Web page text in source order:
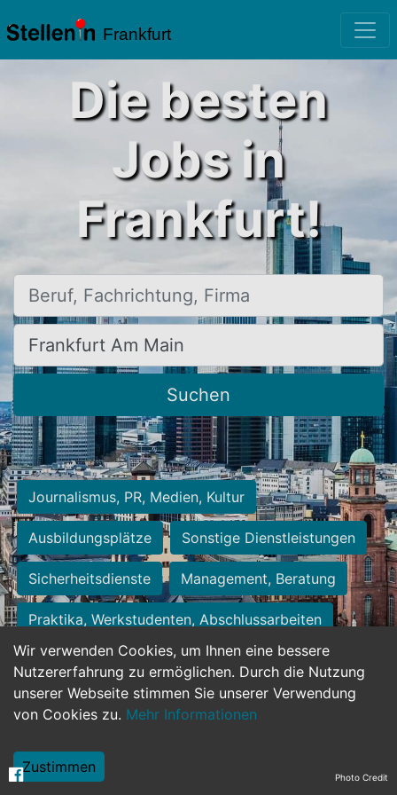
Frankfurt
Wir verwenden Cookies, um Ihnen eine bessere
Nutzererfahrung zu ermöglichen. Durch die Nutzung
unserer Webseite stimmen Sie unserer Verwendung
von Cookies zu. Mehr Informationen
Zustimmen
Die besten
Jobs in
Frankfurt!
Beruf, Fachrichtung, Firma
Ort, Stadt
Suchen
Journalismus, PR, Medien, Kultur
Ausbildungsplätze Sonstige Dienstleistungen
Sicherheitsdienste Management, Beratung
Praktika, Werkstudenten, Abschlussarbeiten
Personalwesen Assistenz, Sekretariat
Hilfskräfte, Aushilfs- und Nebenjobs
Weiterbildung, Studium, duale Ausbildung Photo Credit